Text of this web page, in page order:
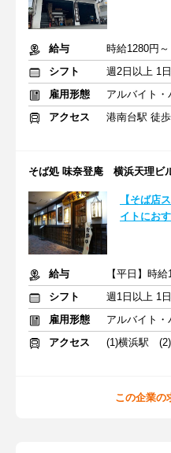
給与
時給1280円
シフト
雇用形態
アルバイト・
アクセス
港南台駅 徒
そば処 味奈登庵 横浜天理ビ
【そば店
イトにお
給与
シフト
雇用形態
アルバイト・
アクセス
(1)横浜駅 (2)
この企業の